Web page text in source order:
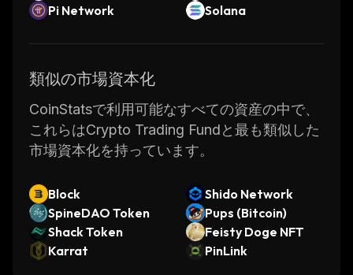
Pi Network
Solana
類似の市場資本化
CoinStatsで利用可能なすべての資産の中で、
これらはCrypto Trading Fundと最も類似した
市場資本化を持っています。
Block
Shido Network
SpineDAO Token
Pups (Bitcoin)
Shack Token
Feisty Doge NFT
Karrat
PinLink